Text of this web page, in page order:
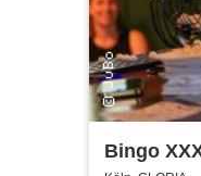
Bingo